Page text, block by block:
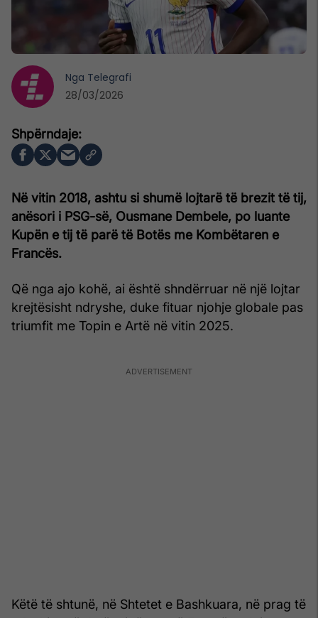
Në vitin 2018, ashtu si shumë lojtarë të brezit të tij,
anësori i PSG-së, Ousmane Dembele, po luante
Kupën e tij të parë të Botës me Kombëtaren e
Francës.
Që nga ajo kohë, ai është shndërruar në një lojtar
krejtësisht ndryshe, duke fituar njohje globale pas
triumfit me Topin e Artë në vitin 2025.
Këtë të shtunë, në Shtetet e Bashkuara, në prag të
Nga Telegrafi
28/03/2026